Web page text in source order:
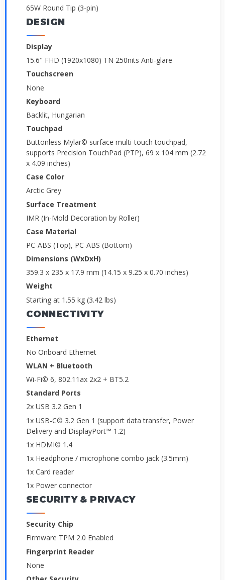
65W Round Tip (3-pin)
DESIGN
Display
15.6" FHD (1920x1080) TN 250nits Anti-glare
Touchscreen
None
Keyboard
Backlit, Hungarian
Touchpad
Buttonless Mylar© surface multi-touch touchpad,
supports Precision TouchPad (PTP), 69 x 104 mm (2.72
x 4.09 inches)
Case Color
Arctic Grey
Surface Treatment
IMR (In-Mold Decoration by Roller)
Case Material
PC-ABS (Top), PC-ABS (Bottom)
Dimensions (WxDxH)
359.3 x 235 x 17.9 mm (14.15 x 9.25 x 0.70 inches)
Weight
Starting at 1.55 kg (3.42 lbs)
CONNECTIVITY
Ethernet
No Onboard Ethernet
WLAN + Bluetooth
Wi-Fi© 6, 802.11ax 2x2 + BT5.2
Standard Ports
2x USB 3.2 Gen 1
1x USB-C© 3.2 Gen 1 (support data transfer, Power
Delivery and DisplayPort™ 1.2)
1x HDMI© 1.4
1x Headphone / microphone combo jack (3.5mm)
1x Card reader
1x Power connector
SECURITY & PRIVACY
Security Chip
Firmware TPM 2.0 Enabled
Fingerprint Reader
None